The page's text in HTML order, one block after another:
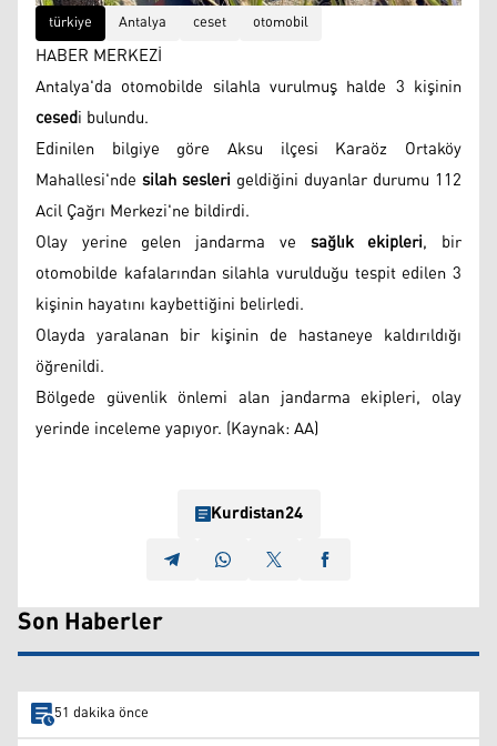
türkiye Antalya ceset otomobil
HABER MERKEZİ
Antalya'da otomobilde silahla vurulmuş halde 3 kişinin
cesedi bulundu.
Edinilen bilgiye göre Aksu ilçesi Karaöz Ortaköy
Mahallesi'nde silah sesleri geldiğini duyanlar durumu 112
Acil Çağrı Merkezi'ne bildirdi.
Olay yerine gelen jandarma ve sağlık ekipleri, bir
otomobilde kafalarından silahla vurulduğu tespit edilen 3
kişinin hayatını kaybettiğini belirledi.
Olayda yaralanan bir kişinin de hastaneye kaldırıldığı
öğrenildi.
Bölgede güvenlik önlemi alan jandarma ekipleri, olay
yerinde inceleme yapıyor. (Kaynak: AA)
Kurdistan24
Son Haberler
51 dakika önce